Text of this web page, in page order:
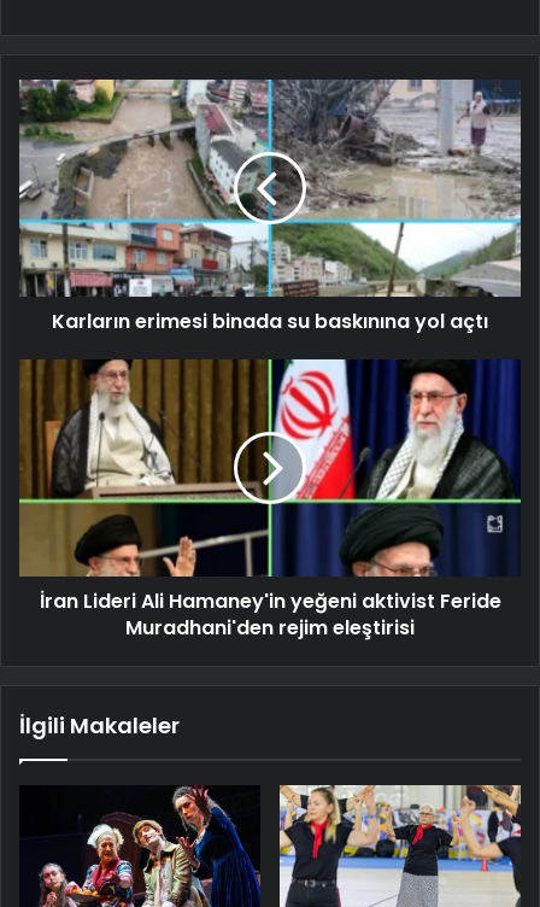
Karların erimesi binada su baskınına yol açtı
İran Lideri Ali Hamaney'in yeğeni aktivist Feride
Muradhani'den rejim eleştirisi
İlgili Makaleler